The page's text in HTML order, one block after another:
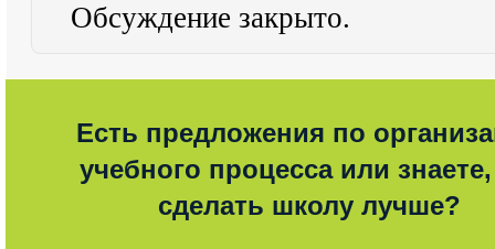
Обсуждение закрыто.
Есть предложения по
учебного процесса или знаете,
сделать школу лучше?